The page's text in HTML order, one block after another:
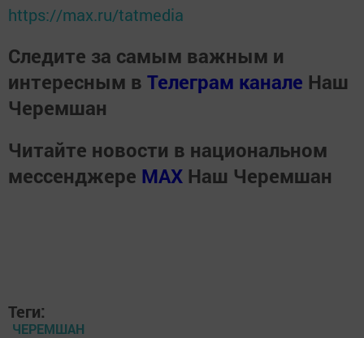
https://max.ru/tatmedia
Следите за самым важным и
интересным в Телеграм канале Наш
Черемшан
Читайте новости в национальном
мессенджере MАХ Наш Черемшан
Теги:
ЧЕРЕМШАН